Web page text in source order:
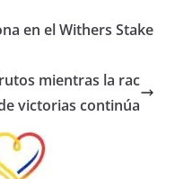
en el Withers Stake
mientras la rac
victorias continúa